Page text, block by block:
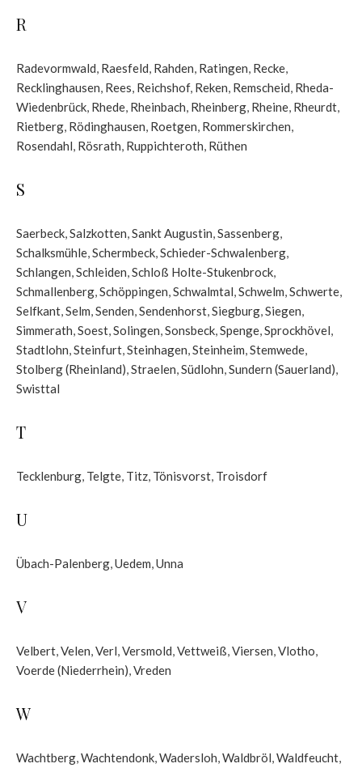
R
Radevormwald, Raesfeld, Rahden, Ratingen, Recke,
Recklinghausen, Rees, Reichshof, Reken, Remscheid, Rheda-
Wiedenbrück, Rhede, Rheinbach, Rheinberg, Rheine, Rheurdt,
Rietberg, Rödinghausen, Roetgen, Rommerskirchen,
Rosendahl, Rösrath, Ruppichteroth, Rüthen
S
Saerbeck,Salzkotten,Sankt Augustin,Sassenberg,
Schalksmühle,Schermbeck,Schieder-Schwalenberg,
Schlangen,Schleiden,Schloß Holte-Stukenbrock,
Schmallenberg,Schöppingen,Schwalmtal,Schwelm,Schwerte,
Selfkant,Selm,Senden,Sendenhorst,Siegburg,Siegen,
Simmerath,Soest,Solingen,Sonsbeck,Spenge,Sprockhövel,
Stadtlohn,Steinfurt,Steinhagen,Steinheim,Stemwede,
Stolberg (Rheinland),Straelen,Südlohn,Sundern (Sauerland),
Swisttal
T
Tecklenburg, Telgte, Titz, Tönisvorst, Troisdorf
U
Übach-Palenberg,Uedem,Unna
V
Velbert,Velen,Verl,Versmold,Vettweiß,Viersen,Vlotho,
Voerde (Niederrhein),Vreden
W
Wachtberg,Wachtendonk,Wadersloh,Waldbröl,Waldfeucht,